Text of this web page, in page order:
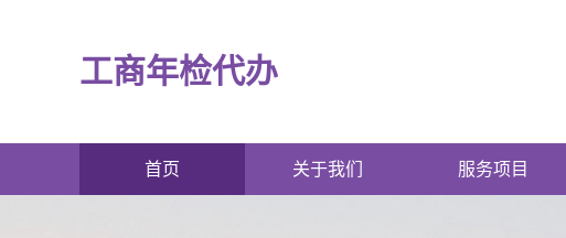
工商年检代办
首页 关于我们 服务项目